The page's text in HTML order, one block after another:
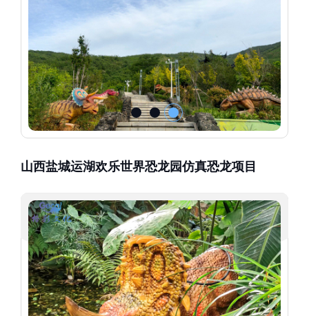
山西盐城运湖欢乐世界恐龙园仿真恐龙项目